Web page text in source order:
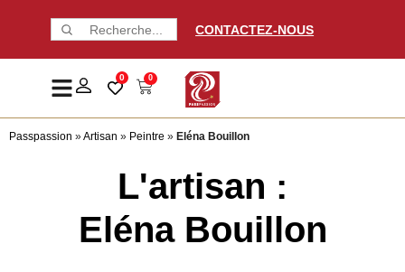
CONTACTEZ-NOUS
0 0
Passpassion »Artisan » Peintre » Eléna Bouillon
L'artisan :
Eléna Bouillon